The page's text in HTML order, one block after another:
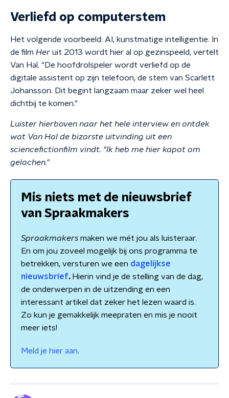
Verliefd op computerstem
Het volgende voorbeeld: AI, kunstmatige intelligentie. In
de film Her uit 2013 wordt hier al op gezinspeeld, vertelt
Van Hal. "De hoofdrolspeler wordt verliefd op de
digitale assistent op zijn telefoon, de stem van Scarlett
Johansson. Dit begint langzaam maar zeker wel heel
dichtbij te komen."
Luister hierboven naar het hele interview en ontdek
wat Van Hal de bizarste uitvinding uit een
sciencefictionfilm vindt. "Ik heb me hier kapot om
gelachen."
Mis niets met de nieuwsbrief
van Spraakmakers
Spraakmakers maken we mét jou als luisteraar.
En om jou zoveel mogelijk bij ons programma te
betrekken, versturen we een dagelijkse
nieuwsbrief.Hierin vind je de stelling van de dag,
de onderwerpen in de uitzending en een
interessant artikel dat zeker het lezen waard is.
Zo kun je gemakkelijk meepraten en mis je nooit
meer iets!
Meld je hier aan.